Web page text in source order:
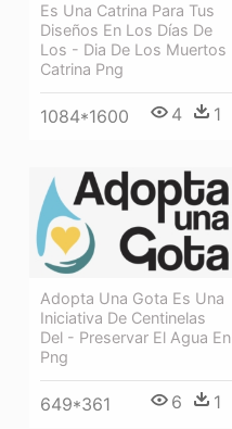
Es Una Catrina Para Tus
Diseños En Los Días De
Los - Dia De Los Muertos
Catrina Png
1084*1600 4 1
Adopta Una Gota Es Una
Iniciativa De Centinelas
Del - Preservar El Agua En
Png
649*361 6 1